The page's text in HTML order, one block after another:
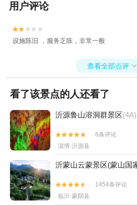
用户评论


设施陈旧 ，服务乏陈，非常一般
查看全部点评 
看了该景点的人还看了
沂源鲁山溶洞群景区(4A)


6条评论
淄博·沂源县


1454条评论
临沂·蒙阴县